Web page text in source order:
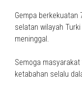
Gempa berkekuatan
selatan wilayah
meninggal.
Semoga
ketabahan selalu